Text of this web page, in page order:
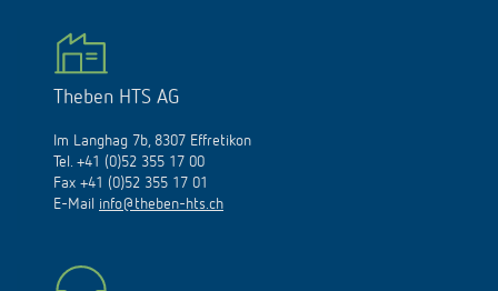
Theben HTS AG
Im Langhag 7b, 8307 Effretikon
Tel. +41 (0)52 355 17 00
Fax +41 (0)52 355 17 01
E-Mail info@theben-hts.ch